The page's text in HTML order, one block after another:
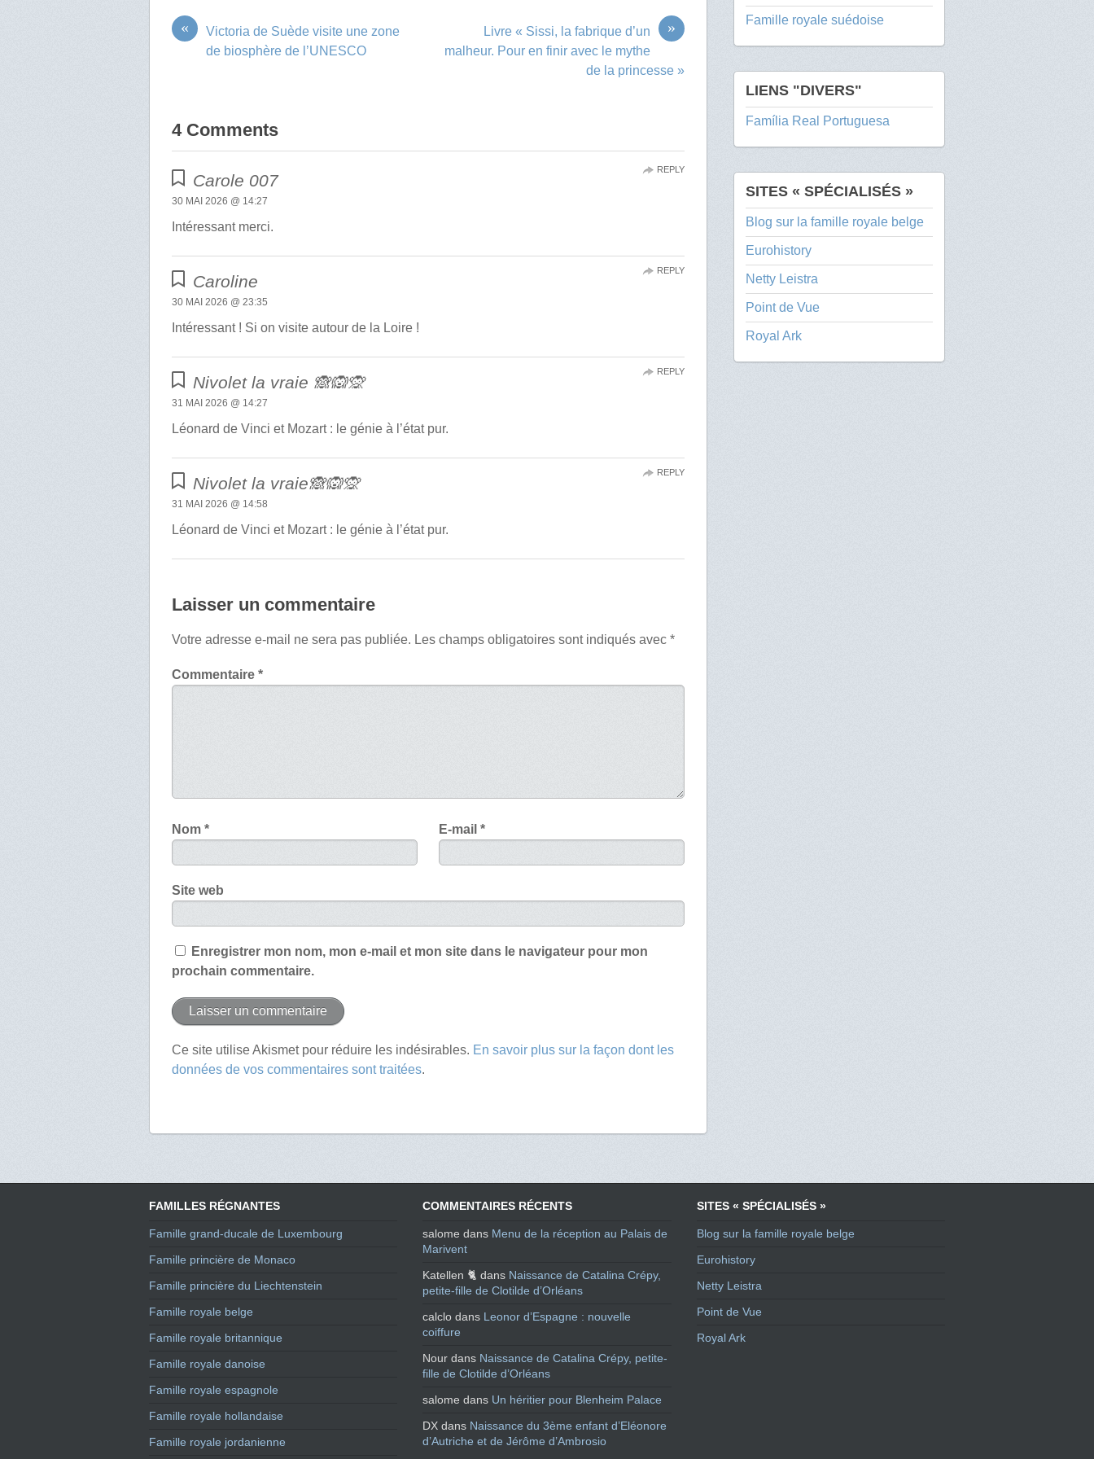
«
Victoria de Suède visite une zone
de biosphère de l’UNESCO
»
Livre « Sissi, la fabrique d’un
malheur. Pour en finir avec le mythe
de la princesse »
4 Comments
Carole 007
30 MAI 2026 @ 14:27
Intéressant merci.
REPLY
Caroline
30 MAI 2026 @ 23:35
Intéressant ! Si on visite autour de la Loire !
REPLY
Nivolet la vraie 🙈🙉🙊
31 MAI 2026 @ 14:27
Léonard de Vinci et Mozart : le génie à l’état pur.
REPLY
Nivolet la vraie🙈🙉🙊
31 MAI 2026 @ 14:58
Léonard de Vinci et Mozart : le génie à l’état pur.
REPLY
Laisser un commentaire
Votre adresse e-mail ne sera pas publiée. Les champs obligatoires sont indiqués avec*
Commentaire*
Nom* E-mail *
Site web
Enregistrer mon nom, mon e-mail et mon site dans le navigateur pour mon
prochain commentaire.
Ce site utilise Akismet pour réduire les indésirables. En savoir plus sur la façon dont les
données de vos commentaires sont traitées.
Famille royale suédoise
LIENS "DIVERS"
Família Real Portuguesa
SITES « SPÉCIALISÉS »
Blog sur la famille royale belge
Eurohistory
Netty Leistra
Point de Vue
Royal Ark
FAMILLES RÉGNANTES
Famille grand-ducale de Luxembourg
Famille princière de Monaco
Famille princière du Liechtenstein
Famille royale belge
Famille royale britannique
Famille royale danoise
Famille royale espagnole
Famille royale hollandaise
Famille royale jordanienne
COMMENTAIRES RÉCENTS
salome dans Menu de la réception au Palais de
Marivent
Katellen 🐈 dans Naissance de Catalina Crépy,
petite-fille de Clotilde d’Orléans
calclo dans Leonor d’Espagne : nouvelle
coiffure
Nour dans Naissance de Catalina Crépy, petite-
fille de Clotilde d’Orléans
salome dans Un héritier pour Blenheim Palace
DX dans Naissance du 3ème enfant d’Eléonore
d’Autriche et de Jérôme d’Ambrosio
SITES « SPÉCIALISÉS »
Blog sur la famille royale belge
Eurohistory
Netty Leistra
Point de Vue
Royal Ark